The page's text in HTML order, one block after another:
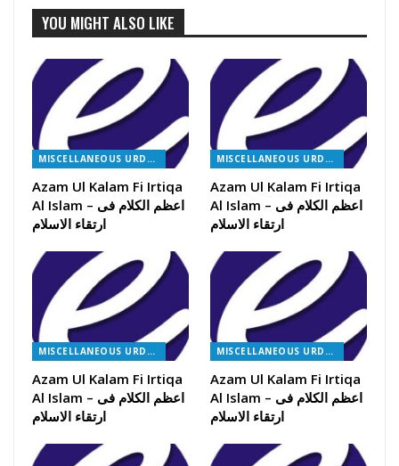
YOU MIGHT ALSO LIKE
MISCELLANEOUS URDU BOOKS
Azam Ul Kalam Fi Irtiqa
Al Islam – اعظم الکلام فی
ارتقاء الاسلام
MISCELLANEOUS URDU BOOKS
Azam Ul Kalam Fi Irtiqa
Al Islam – اعظم الکلام فی
ارتقاء الاسلام
MISCELLANEOUS URDU BOOKS
Azam Ul Kalam Fi Irtiqa
Al Islam – اعظم الکلام فی
ارتقاء الاسلام
MISCELLANEOUS URDU BOOKS
Azam Ul Kalam Fi Irtiqa
Al Islam – اعظم الکلام فی
ارتقاء الاسلام